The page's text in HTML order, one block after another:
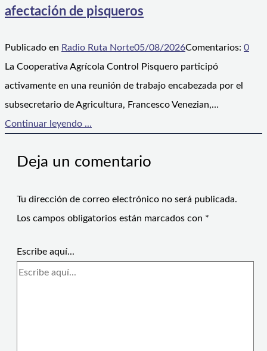
afectación de pisqueros
Publicado en Radio Ruta Norte05/08/2026Comentarios: 0
La Cooperativa Agrícola Control Pisquero participó
activamente en una reunión de trabajo encabezada por el
subsecretario de Agricultura, Francesco Venezian,…
Continuar leyendo ...
Deja un comentario
Tu dirección de correo electrónico no será publicada.
Los campos obligatorios están marcados con *
Escribe aquí...